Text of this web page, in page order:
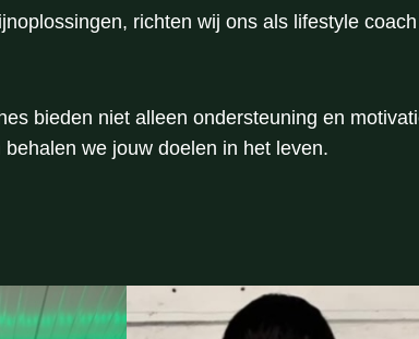
richten wij ons als lifestyle
bieden niet alleen ondersteuning en
we jouw doelen in het leven.